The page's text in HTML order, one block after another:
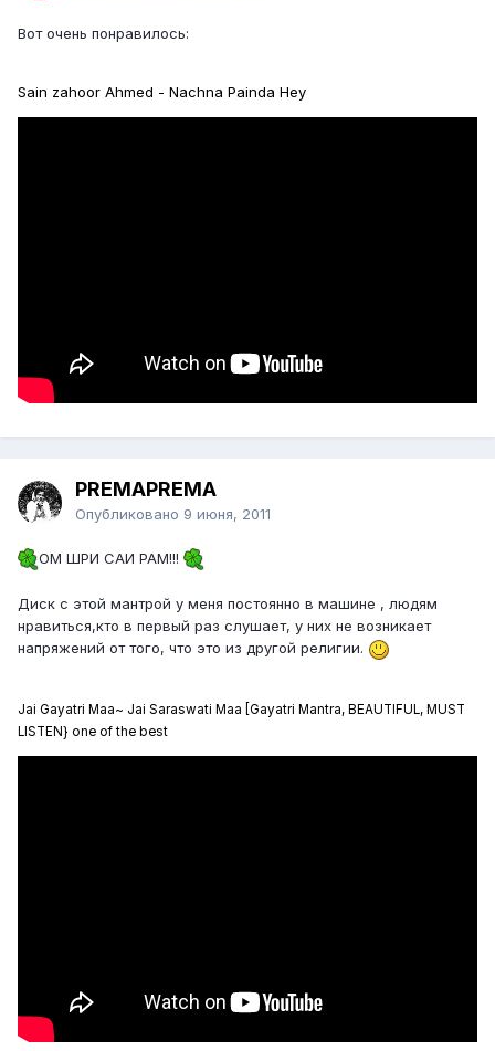
Вот очень понравилось:
Sain zahoor Ahmed - Nachna Painda Hey
PREMAPREMA
Опубликовано 9 июня, 2011
ОМ ШРИ САИ РАМ!!!
Диск с этой мантрой у меня постоянно в машине , людям
нравиться,кто в первый раз слушает, у них не возникает
напряжений от того, что это из другой религии.
Jai Gayatri Maa~ Jai Saraswati Maa [Gayatri Mantra, BEAUTIFUL, MUST
LISTEN} one of the best